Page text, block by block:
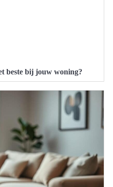
beste bij jouw woning?